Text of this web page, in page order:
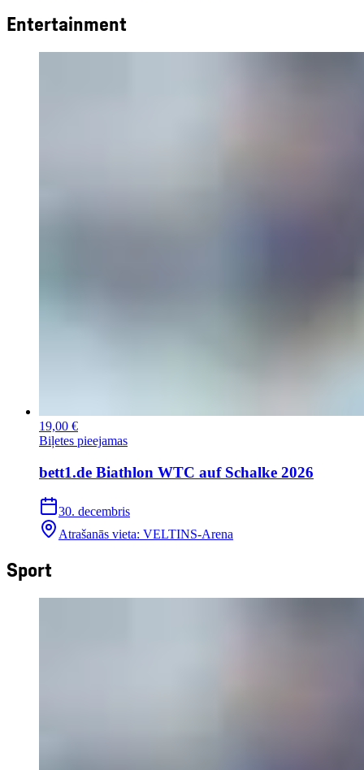
Entertainment
19,00 €
Biļetes pieejamas
bett1.de Biathlon WTC auf Schalke 2026
30. decembris
Atrašanās vieta: VELTINS-Arena
Sport